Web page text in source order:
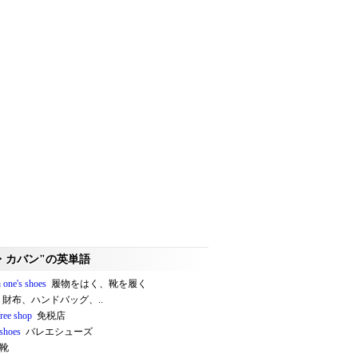
カバン"の英単語
one's shoes 履物をはく、靴を履く
財布、ハンドバッグ、..
shop 免税店
バレエシューズ
靴